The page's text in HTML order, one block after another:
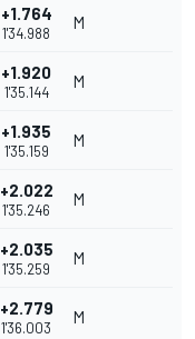
+1.764
1'34.988
M
+1.920
1'35.144
M
+1.935
1'35.159
M
+2.022
1'35.246
M
+2.035
1'35.259
M
+2.779
1'36.003
M